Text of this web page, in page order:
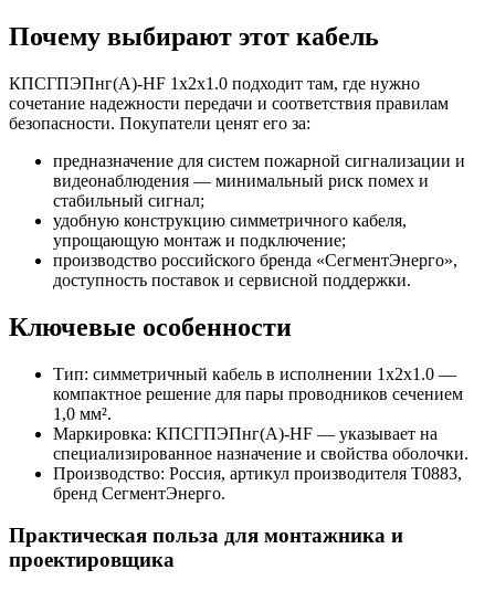
Почему выбирают этот кабель
КПСГПЭПнг(А)-HF 1х2х1.0 подходит там, где нужно
сочетание надежности передачи и соответствия правилам
безопасности. Покупатели ценят его за:
предназначение для систем пожарной сигнализации и
видеонаблюдения — минимальный риск помех и
стабильный сигнал;
удобную конструкцию симметричного кабеля,
упрощающую монтаж и подключение;
производство российского бренда «СегментЭнерго»,
доступность поставок и сервисной поддержки.
Ключевые особенности
Тип: симметричный кабель в исполнении 1х2х1.0 —
компактное решение для пары проводников сечением
1,0 мм².
Маркировка: КПСГПЭПнг(А)-HF — указывает на
специализированное назначение и свойства оболочки.
Производство: Россия, артикул производителя Т0883,
бренд СегментЭнерго.
Практическая польза для монтажника и
проектировщика